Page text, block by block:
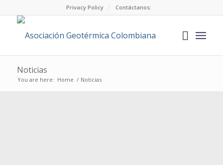
Privacy Policy Contáctanos:
Noticias
You are here: Home / Noticias